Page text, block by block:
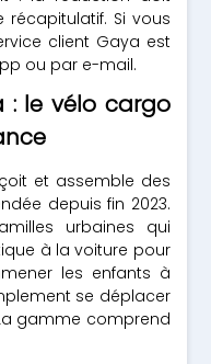
Si vous
client Gaya est
ou par e-mail.
: le vélo cargo
et assemble des
depuis fin 2023.
urbaines qui
à la voiture pour
les enfants à
se déplacer
gamme comprend